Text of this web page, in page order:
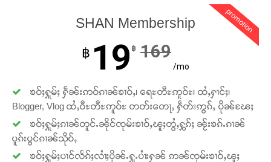
တ်ႇ တူဝ်ႈလုမ်ႈၾႃႉၼၼ်ႉ ၶဝ်ႈႁူမ်ႈၵမ်ႉထႅမ် ၸုမ်းၶၢ
ဝ်ႇၽူႈတွႆႇႁွၵ်ႈ လႆႈယူႇၶႃႈဢေႃႈ။
Donate Now
promotion
SHAN Membership
฿ 19 ฿ 169
/mo
ၶဝ်ႈႁူမ်ႈ ႁဵၼ်းဢဝ်ၵၢၼ်ၶၢဝ်ႇ၊ ရေႊတီႊဢူဝ်ႊ၊ ထႆႇႁၢင်ႈ၊
Blogger, Vlog ထႆႇဝီႊတီႊဢူဝ်ႊ တတ်းတေႃႇ ႁဵတ်းဢွၵ်ႇ ပိုၼ်ၽႄႈ
ၶဝ်ႈႁူမ်ႈၵၢၼ်တူင်ႉၼိုင်ၸုမ်းၶၢဝ်ႇၽူႈတွႆႇႁွၵ်ႈ ၼႂ်းၶၵ်ႉၵၢၼ်
ပူၵ်းပွင်ၵၢၼ်သိုဝ်ႇ
ၶဝ်ႈႁူမ်ႈပၢင်လႅၵ်ႈလၢႆႈပိုၼ်ႉႁူႉပၢႆးႁၼ် ဢၼ်ၸုမ်းၶၢဝ်ႇၽူႈ